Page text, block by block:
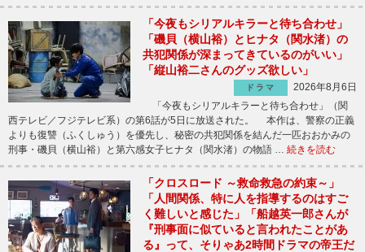
「今夜もシリアルキラーと待ち合わせ」
「磯貝（横山裕）とヒナタ（関水渚）の
共犯関係が深まってきているのがいい」
「縦山裕二さんのグッズ欲しい」
ドラマ
2026年8月6日
「今夜もシリアルキラーと待ち合わせ」（関
西テレビ／フジテレビ系）の第6話が5日に放送された。 本作は、警察の正義
よりも復讐（ふくしゅう）を優先し、秘密の共犯関係を結んだ一匹おおかみの
刑事・磯貝（横山裕）と第六感女子ヒナタ（関水渚）の物語 … 続きを読む
「クロスロード ～救命救急の約束～」
「人間関係、特に人を指導するのはすご
く難しいと感じた」「船越英一郎さんが
『刑事面に似ていると言われたことがあ
る』って、そりゃあ2時間ドラマの帝王だ